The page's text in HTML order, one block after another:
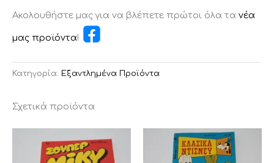
Ακολουθήστε μας για να βλέπετε πρώτοι όλα τα νέα
μας προϊόντα!
Κατηγορία: Εξαντλημένα Προϊόντα
Σχετικά προϊόντα